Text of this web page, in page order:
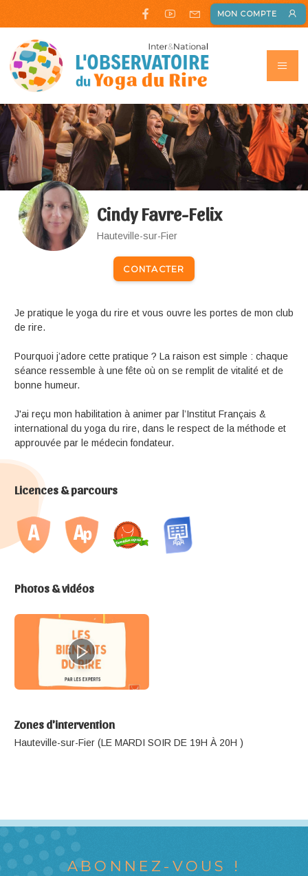
MON COMPTE
Cindy Favre-Felix
Hauteville-sur-Fier
CONTACTER
Je pratique le yoga du rire et vous ouvre les portes de mon club
de rire.
Pourquoi j’adore cette pratique ? La raison est simple : chaque
séance ressemble à une fête où on se remplit de vitalité et de
bonne humeur.
J'ai reçu mon habilitation à animer par l’Institut Français &
international du yoga du rire, dans le respect de la méthode et
approuvée par le médecin fondateur.
Licences & parcours
Photos & vidéos
Zones d'intervention
Hauteville-sur-Fier (LE MARDI SOIR DE 19H À 20H )
ABONNEZ-VOUS !